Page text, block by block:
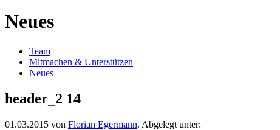
Neues
Team
Mitmachen & Unterstützen
Neues
header_2 14
01.03.2015 von Florian Egermann. Abgelegt unter: